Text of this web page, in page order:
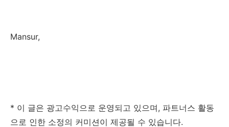
Mansur,
* 이 글은 광고수익으로 운영되고 있으며, 파트너스 활동
으로 인한 소정의 커미션이 제공될 수 있습니다.